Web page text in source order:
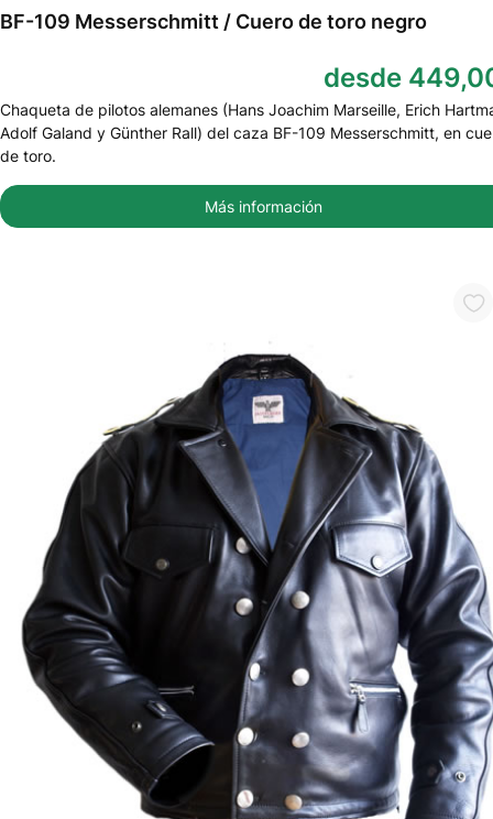
BF-109 Messerschmitt / Cuero de toro negro
desde
Chaqueta de pilotos alemanes (Hans Joachim Marseille, Erich
Adolf Galand y Günther Rall) del caza BF-109 Messerschmitt, en
de toro.
Más información